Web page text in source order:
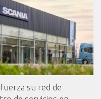
su red de